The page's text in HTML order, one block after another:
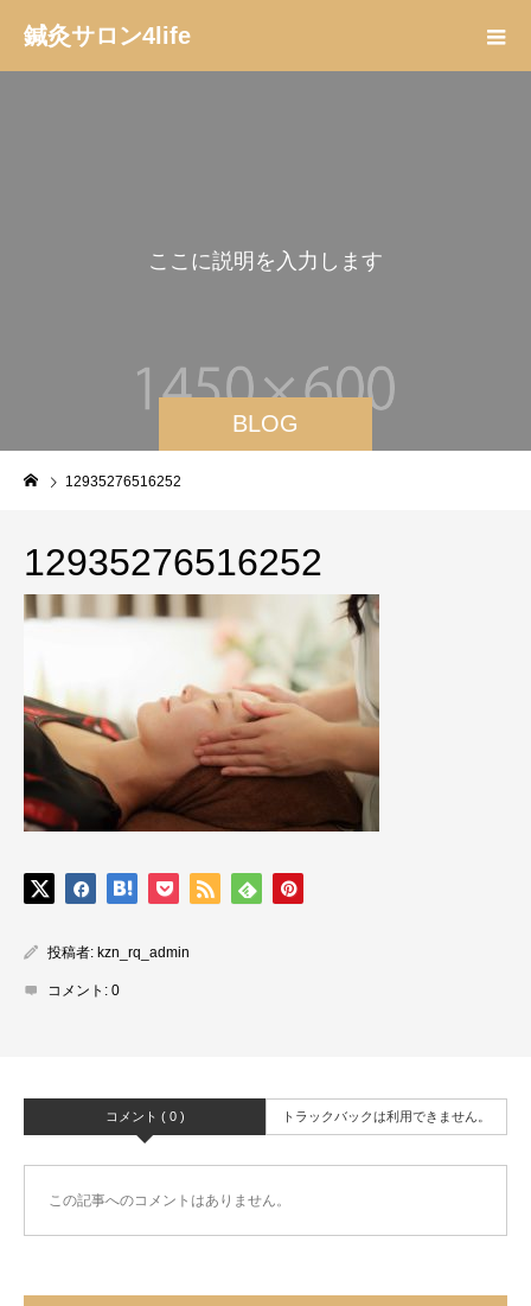
鍼灸サロン4life
BLOG
ここに説明を入力し ます。
12935276516252
12935276516252
投稿者: kzn_rq_admin
コメント: 0
コメント ( 0 ) トラックバックは利用できません。
この記事へのコメントはありません。